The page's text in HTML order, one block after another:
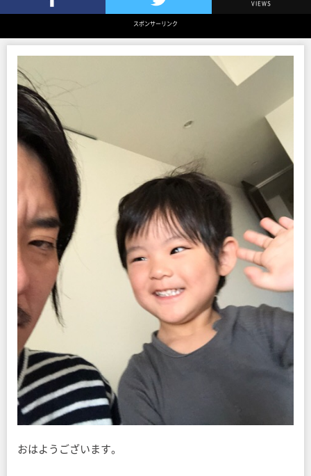
Twitterでツイート
VIEWS
スポンサーリンク
おはようございます。